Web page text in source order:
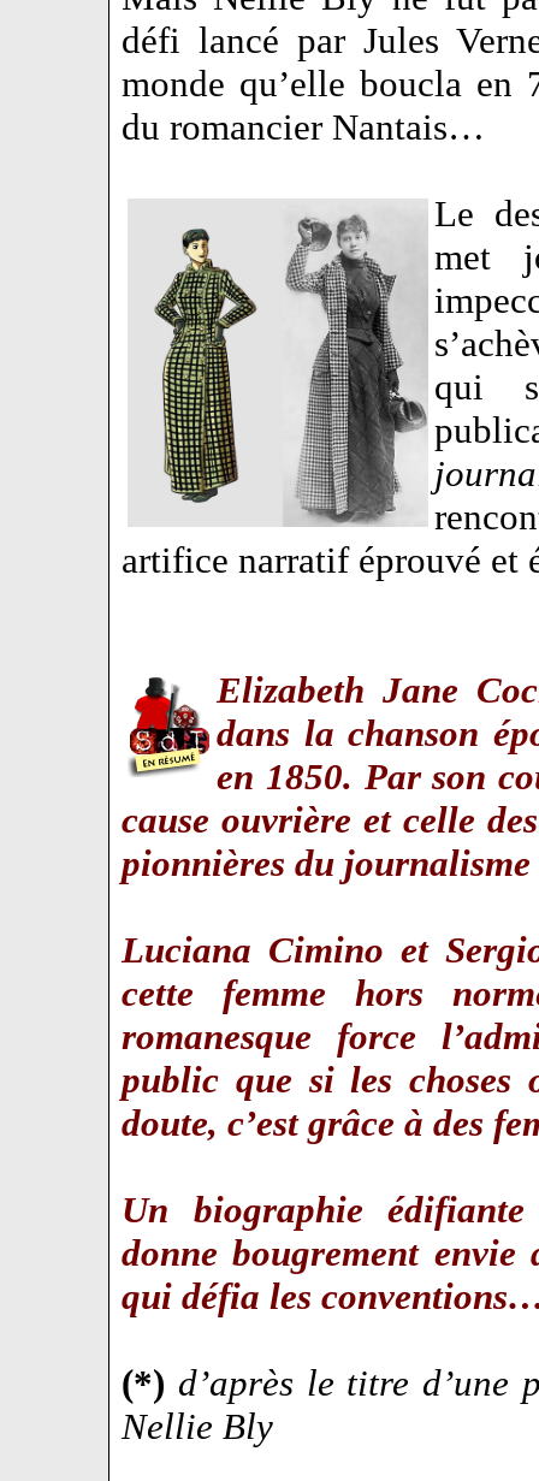
défi lancé par Jules
monde qu’elle boucla en
du romancier Nantais…
Le
met
qui
artifice narratif éprouvé et
Elizabeth Jane
dans la chanson
en 1850. Par son
cause ouvrière et celle
pionnières du
Luciana Cimino et
cette femme hors
romanesque force
public que si les choses
doute, c’est grâce à des
Un biographie
donne bougrement envie
qui défia les
(*) d’après le titre d’une
Nellie Bly